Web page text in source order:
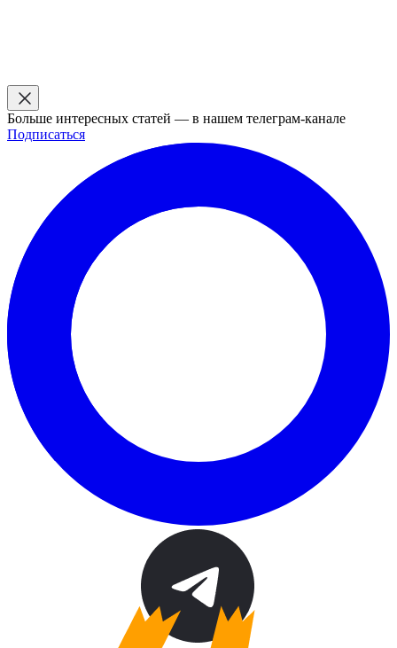
Больше интересных статей — в нашем телеграм-канале
Подписаться